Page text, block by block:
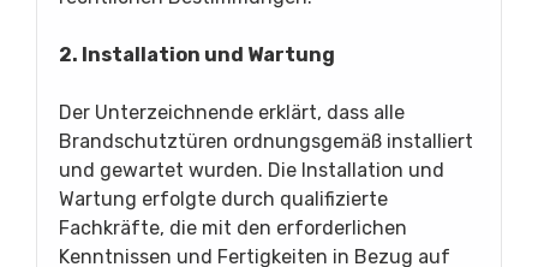
2. Installation und Wartung
Der Unterzeichnende erklärt, dass alle
Brandschutztüren ordnungsgemäß installiert
und gewartet wurden. Die Installation und
Wartung erfolgte durch qualifizierte
Fachkräfte, die mit den erforderlichen
Kenntnissen und Fertigkeiten in Bezug auf